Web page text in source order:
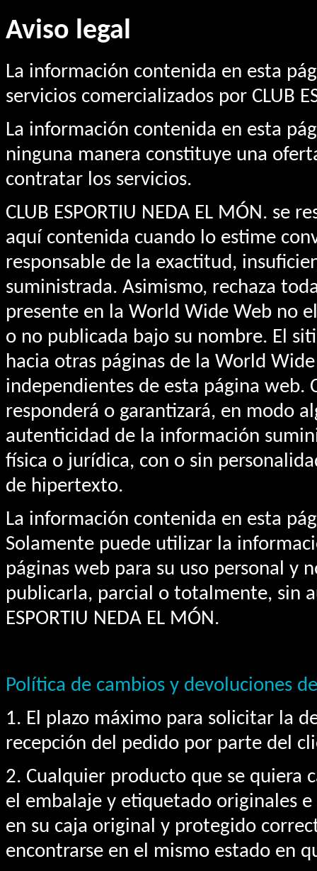
Aviso legal
La información contenida en esta
servicios comercializados por CLUB
La información contenida en esta
ninguna manera constituye una
contratar los servicios.
CLUB ESPORTIU NEDA EL MÓN.
aquí contenida cuando lo estime
responsable de la exactitud,
suministrada. Asimismo, rechaza
presente en la World Wide Web no
o no publicada bajo su nombre. El
hacia otras páginas de la World
independientes de esta página web.
responderá o garantizará, en modo
autenticidad de la información
física o jurídica, con o sin
de hipertexto.
La información contenida en esta
Solamente puede utilizar la
páginas web para su uso personal y
publicarla, parcial o totalmente, sin
ESPORTIU NEDA EL MÓN.
Política de cambios y devoluciones
1. El plazo máximo para solicitar la
recepción del pedido por parte del
2. Cualquier producto que se quiera
el embalaje y etiquetado originales
en su caja original y protegido
encontrarse en el mismo estado en